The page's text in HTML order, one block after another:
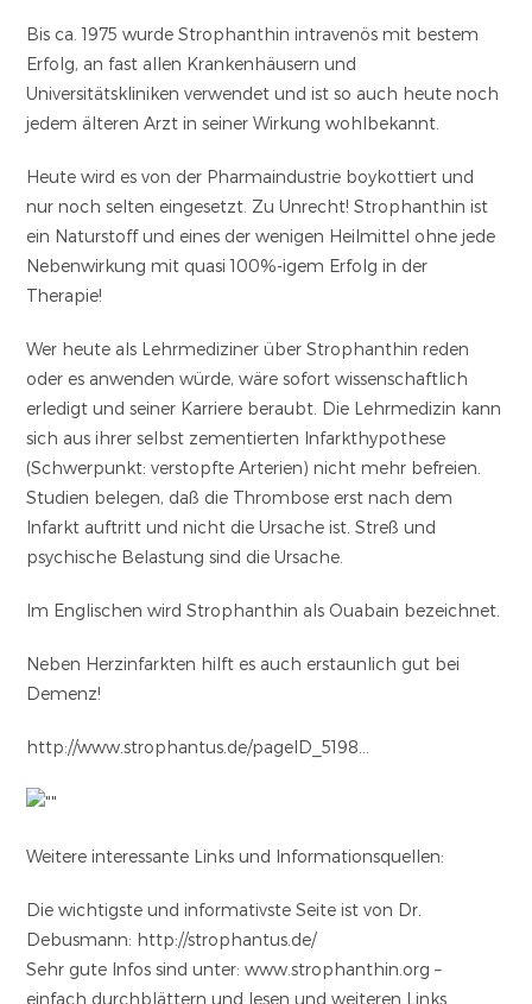
Bis ca. 1975 wurde Strophanthin intravenös mit bestem
Erfolg, an fast allen Krankenhäusern und
Universitätskliniken verwendet und ist so auch heute noch
jedem älteren Arzt in seiner Wirkung wohlbekannt.
Heute wird es von der Pharmaindustrie boykottiert und
nur noch selten eingesetzt. Zu Unrecht! Strophanthin ist
ein Naturstoff und eines der wenigen Heilmittel ohne jede
Nebenwirkung mit quasi 100%-igem Erfolg in der
Therapie!
Wer heute als Lehrmediziner über Strophanthin reden
oder es anwenden würde, wäre sofort wissenschaftlich
erledigt und seiner Karriere beraubt. Die Lehrmedizin kann
sich aus ihrer selbst zementierten Infarkthypothese
(Schwerpunkt: verstopfte Arterien) nicht mehr befreien.
Studien belegen, daß die Thrombose erst nach dem
Infarkt auftritt und nicht die Ursache ist. Streß und
psychische Belastung sind die Ursache.
Im Englischen wird Strophanthin als Ouabain bezeichnet.
Neben Herzinfarkten hilft es auch erstaunlich gut bei
Demenz!
http://www.strophantus.de/pageID_5198…
Weitere interessante Links und Informationsquellen:
Die wichtigste und informativste Seite ist von Dr.
Debusmann: http://strophantus.de/
Sehr gute Infos sind unter: www.strophanthin.org –
einfach durchblättern und lesen und weiteren Links